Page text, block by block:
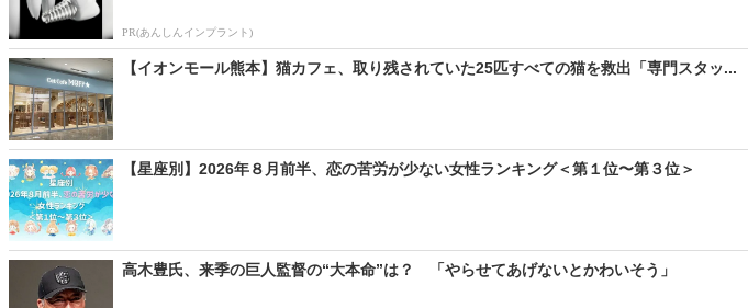
PR(あんしんインプラント)
【イオンモール熊本】猫カフェ、取り残されていた25匹すべての猫を救出「専門スタッ...
【星座別】2026年８月前半、恋の苦労が少ない女性ランキング＜第１位〜第３位＞
高木豊氏、来季の巨人監督の“大本命”は？ 「やらせてあげないとかわいそう」